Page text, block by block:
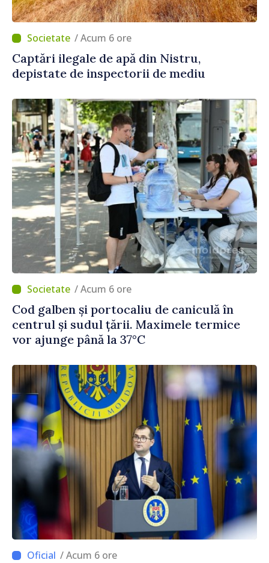
/ Acum 6 ore
Captări ilegale de apă din Nistru,
depistate de inspectorii de mediu
/ Acum 6 ore
Cod galben și portocaliu de caniculă în
centrul și sudul țării. Maximele termice
vor ajunge până la 37°C
/ Acum 6 ore